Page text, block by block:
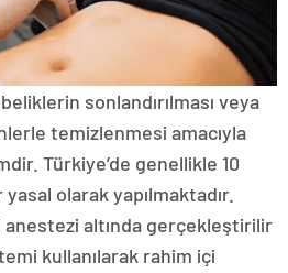
sonlandırılması veya
temizlenmesi amacıyla
Türkiye’de genellikle 10
olarak yapılmaktadır.
altında gerçekleştirilir
kullanılarak rahim içi